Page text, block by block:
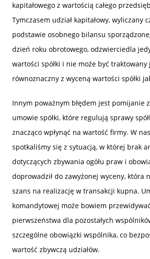
kapitałowego z wartością całego
Tymczasem udział kapitałowy, wyliczany
podstawie osobnego bilansu
dzień roku obrotowego, odzwierciedla
wartości spółki i nie może być traktowany
równoznaczny z wyceną wartości spółki
Innym poważnym błędem jest pomijanie
umowie spółki, które regulują sprawy
znacząco wpłynąć na wartość firmy. W
spotkaliśmy się z sytuacją, w której brak
dotyczących zbywania ogółu praw i
doprowadził do zawyżonej wyceny, która
szans na realizację w transakcji kupna.
komandytowej może bowiem
pierwszeństwa dla pozostałych
szczególne obowiązki wspólnika, co
wartość zbywczą udziałów.